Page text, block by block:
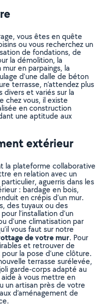
vous êtes en quête
ou vous recherchez un
de fondations, de
la démolition, la
en parpaings, la
d’une dalle de béton
terrasse, n’attendez plus
divers et variés sur la
chez vous, il existe
en construction
une aptitude aux
extérieur
la plateforme collaborative
en relation avec un
aguerris dans les
: bardage en bois,
en crépis d’un mur.
des tuyaux ou des
l’installation d’un
d’une climatisation par
vous faut sur notre
de votre mur. Pour
et retrouver de
la pose d’une clôture.
terrasse surélevée,
garde-corps adapté au
à vous mettre en
un artisan près de votre
d’aménagement de